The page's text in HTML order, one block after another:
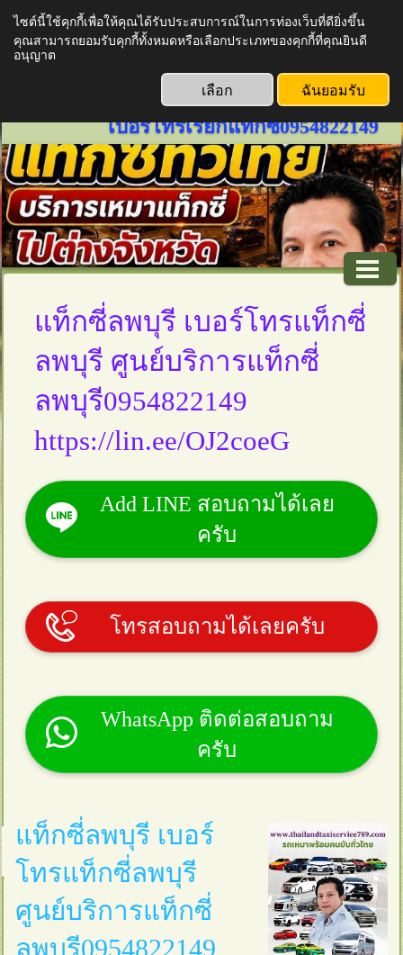
www.thailandtaxiservice789.com
บริการเหมาแท็กซี่ทั่วไทย บริการ
แท็กซี่ออนไลน์ 24 ชั่วโมงเรียก
แท็กซี่ด่วน จองแท็กซี่ล่วงหน้า
เบอร์โทรเรียกแท็กซี่0954822149
แท็กซี่ลพบุรี เบอร์โทรแท็กซี่
ลพบุรี ศูนย์บริการแท็กซี่
ลพบุรี0954822149
https://lin.ee/OJ2coeG
Add LINE สอบถามได้เลย
ครับ
โทรสอบถามได้เลยครับ
WhatsApp ติดต่อสอบถาม
ครับ
แท็กซี่ลพบุรี เบอร์
โทรแท็กซี่ลพบุรี
ศูนย์บริการแท็กซี่
ลพบุรี0954822149
ไซต์นี้ใช้คุกกี้เพื่อให้คุณได้รับประสบการณ์ในการท่องเว็บที่ดียิ่งขึ้น
คุณสามารถยอมรับคุกกี้ทั้งหมดหรือเลือกประเภทของคุกกี้ที่คุณยินดี
อนุญาต
เลือก ฉันยอมรับ